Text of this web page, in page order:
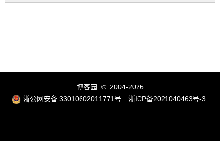
博客园
© 2004-2026
浙公网安备 33010602011771号
浙ICP备2021040463号-3